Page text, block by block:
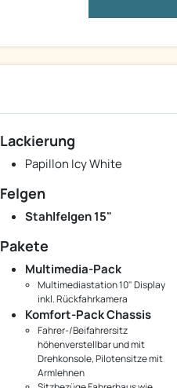
Lackierung
Papillon Icy White
Felgen
Stahlfelgen 15"
Pakete
Multimedia-Pack
Multimediastation 10" Display
inkl. Rückfahrkamera
Komfort-Pack Chassis
Fahrer-/Beifahrersitz
höhenverstellbar und mit
Drehkonsole, Pilotensitze mit
Armlehnen